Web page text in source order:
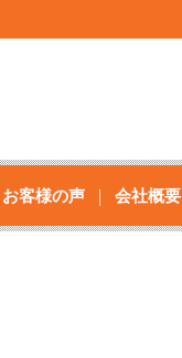
お客様の声 会社概要